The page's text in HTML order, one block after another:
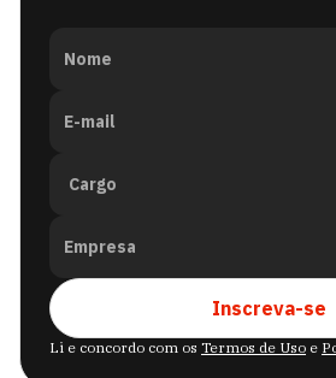
Nome
E-mail
Empresa
Inscreva-se
Li e concordo com os Termos de Uso e